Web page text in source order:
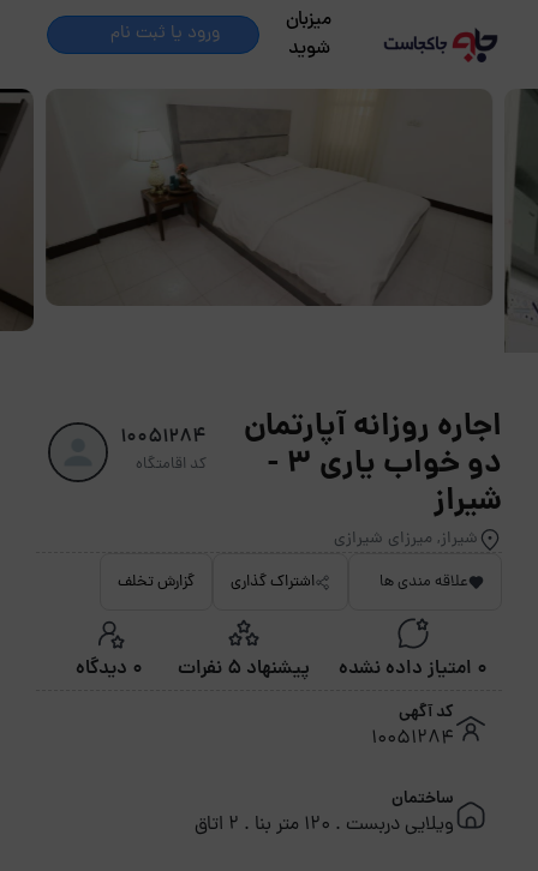
میزبان
شوید
ورود یا ثبت نام
اجاره روزانه آپارتمان
دو خواب یاری 3 -
شیراز
شیراز, میرزای شیرازی
10051284
کد اقامتگاه
علاقه مندی ها اشتراک گذاری گزارش تخلف
0 امتیاز داده نشده پیشنهاد 5 نفرات 0 دیدگاه
کد آگهی
10051284
ساختمان
ویلایی دربست . 120 متر بنا . 2 اتاق